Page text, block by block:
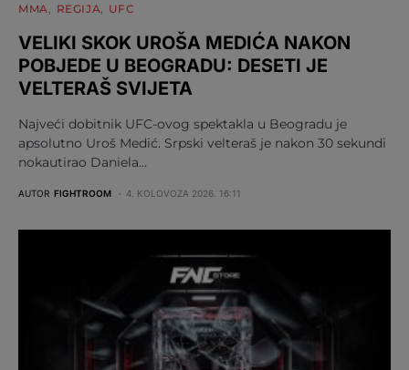
MMA REGIJA UFC
VELIKI SKOK UROŠA MEDIĆA NAKON
POBJEDE U BEOGRADU: DESETI JE
VELTERAŠ SVIJETA
Najveći dobitnik UFC-ovog spektakla u Beogradu je
apsolutno Uroš Medić. Srpski velteraš je nakon 30 sekundi
nokautirao Daniela…
AUTOR FIGHTROOM 4. KOLOVOZA 2026. 16:11